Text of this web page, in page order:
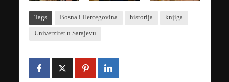
Tags Bosna i Hercegovina historija knjiga
Univerzitet u Sarajevu